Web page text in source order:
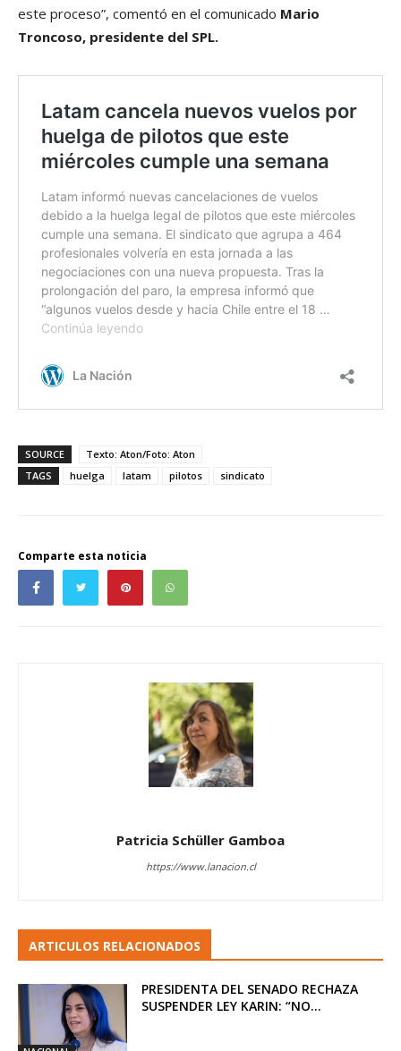
este proceso”, comentó en el comunicado Mario
Troncoso, presidente del SPL.
SOURCE
Texto: Aton/Foto: Aton
TAGS
huelga latam pilotos sindicato
Comparte esta noticia
Patricia Schüller Gamboa
https://www.lanacion.cl
ARTICULOS RELACIONADOS
PRESIDENTA DEL SENADO RECHAZA
SUSPENDER LEY KARIN: “NO...